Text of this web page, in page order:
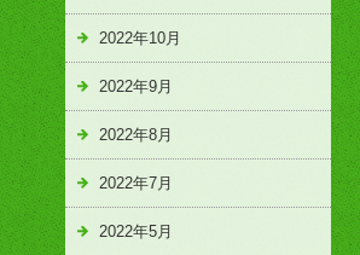
2022年10月
2022年9月
2022年8月
2022年7月
2022年5月